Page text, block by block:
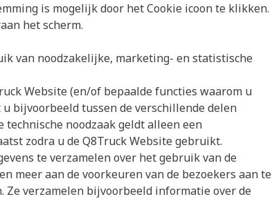
is mogelijk door het Cookie icoon te klikken.
het scherm.
van noodzakelijke, marketing- en statistische
Website (en/of bepaalde functies waarom u
bijvoorbeeld tussen de verschillende delen
noodzaak geldt alleen een
zodra u de Q8Truck Website gebruikt.
te verzamelen over het gebruik van de
meer aan de voorkeuren van de bezoekers aan te
Ze verzamelen bijvoorbeeld informatie over de